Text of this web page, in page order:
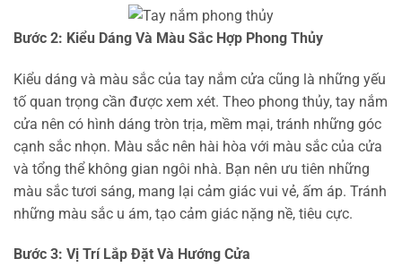
Bước 2: Kiểu Dáng Và Màu Sắc Hợp Phong Thủy
Kiểu dáng và màu sắc của tay nắm cửa cũng là những yếu
tố quan trọng cần được xem xét. Theo phong thủy, tay nắm
cửa nên có hình dáng tròn trịa, mềm mại, tránh những góc
cạnh sắc nhọn. Màu sắc nên hài hòa với màu sắc của cửa
và tổng thể không gian ngôi nhà. Bạn nên ưu tiên những
màu sắc tươi sáng, mang lại cảm giác vui vẻ, ấm áp. Tránh
những màu sắc u ám, tạo cảm giác nặng nề, tiêu cực.
Bước 3: Vị Trí Lắp Đặt Và Hướng Cửa